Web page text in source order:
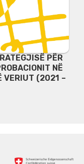
PËR
NË
VERIUT (2021 –